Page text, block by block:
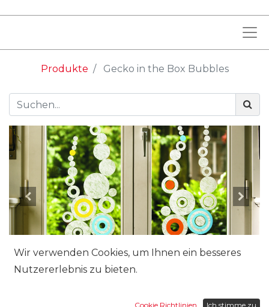
Produkte Gecko in the Box Bubbles
Wir verwenden Cookies, um Ihnen ein besseres
Nutzererlebnis zu bieten.
Cookie Richtlinien Ich stimme zu